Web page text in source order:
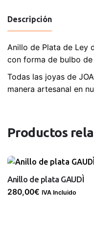
Descripción
Anillo de Plata de Ley
con forma de bulbo
Todas las joyas de
manera artesanal en
Productos
Anillo de plata GAUDÌ
280,00€ IVA Incluido